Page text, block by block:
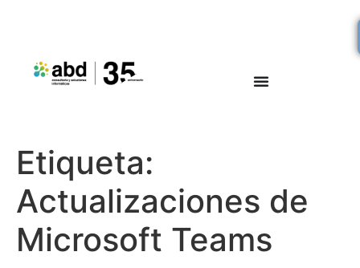
Etiqueta:
Actualizaciones de
Microsoft Teams